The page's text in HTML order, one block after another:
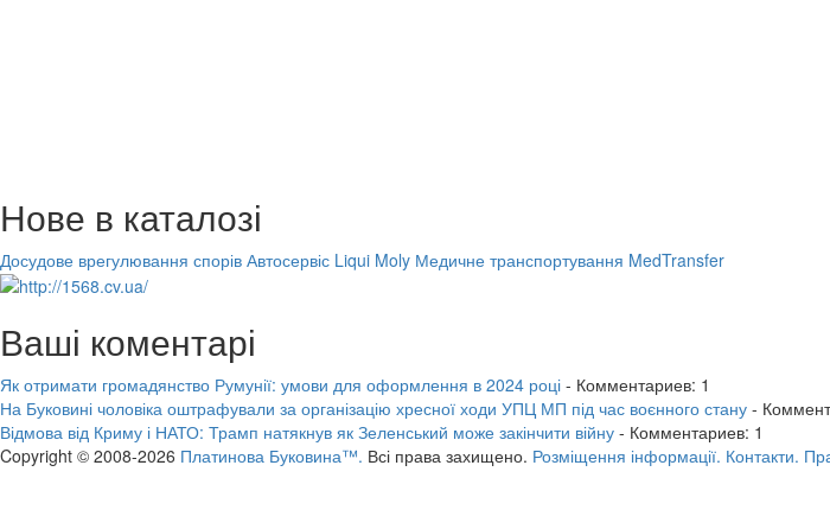
Нове в каталозі
Досудове врегулювання спорів Автосервіс Liqui Moly Медичне транспортування MedTransfer
Ваші коментарі
Як отримати громадянство Румунії: умови для оформлення в 2024 році - Комментариев: 1
На Буковині чоловіка оштрафували за організацію хресної ходи УПЦ МП під час воєнного стану -
Відмова від Криму і НАТО: Трамп натякнув як Зеленський може закінчити війну - Комментариев: 1
Copyright © 2008-2026 Платинова Буковина™. Всі права захищено. Розміщення інформації. Контакти.